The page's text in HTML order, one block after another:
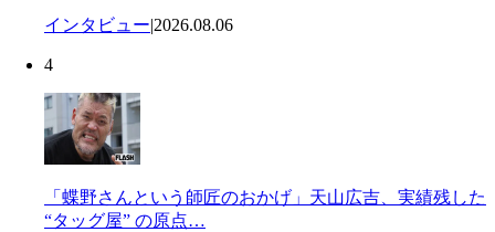
インタビュー|2026.08.06
4
「蝶野さんという師匠のおかげ」天山広吉、実績残した
“タッグ屋” の原点…